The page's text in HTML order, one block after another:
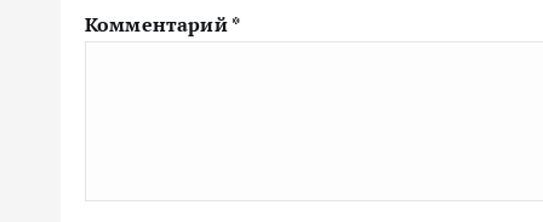
Комментарий*